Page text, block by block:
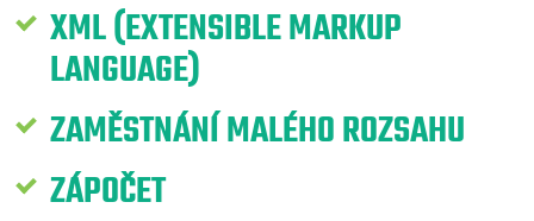
XML (EXTENSIBLE MARKUP
LANGUAGE)
ZAMĚSTNÁNÍ MALÉHO ROZSAHU
ZÁPOČET